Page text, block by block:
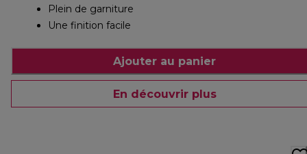
Plein de garniture
Une finition facile
Ajouter au panier
En découvrir plus